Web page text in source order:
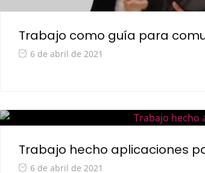
Trabajo como guía para
6 de abril de 2021
Trabajo hecho aplicaciones
6 de abril de 2021